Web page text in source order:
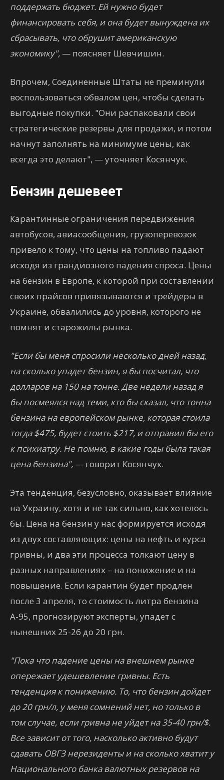
поддержать бюджет. Ей нужно будет
финансировать себя, и она будет вынуждена их
сбрасывать, что обрушит американскую
экономику", — поясняет Шевчишин.
Впрочем, Соединенные Штаты не преминули
воспользоваться обвалом цен, чтобы сделать
выгодные покупки. "Они распаковали свои
стратегические резервы для продажи, и потом
начнут заполнять на минимуме цены, как
всегда это делают", — уточняет Косянчук.
Бензин дешевеет
Карантинные ограничения передвижения
автобусов, авиасообщения, грузоперевозок
привело к тому, что цены на топливо падают
исходя из грандиозного падения спроса. Цены
на бензин в Европе, к которой при составлении
своих прайсов привязываются и трейдеры в
Украине, обвалились до уровня, которого не
помнят и старожилы рынка.
"Если бы меня спросили несколько дней назад,
на сколько упадет бензин, я бы посчитал, что
долларов на 150 на тонне. Две недели назад я
бы посмеялся над теми, кто бы сказал, что тонна
бензина на европейском рынке, которая стоила
тогда $475, будет стоить $217, и отправил бы его
к психиатру. Не помню, в какие годы была такая
цена бензина", — говорит Косянчук.
Эта тенденция, безусловно, оказывает влияние
на Украину, хотя и не так сильно, как хотелось
бы. Цена на бензин у нас формируется исходя
из двух составляющих: цены на нефть и курса
гривны, и два эти процесса толкают цену в
разных направлениях – на понижение и на
повышение. Если карантин будет продлен
после 3 апреля, то стоимость литра бензина
А-95, прогнозируют эксперты, упадет с
нынешних 25-26 до 20 грн.
"Пока что падение цены на внешнем рынке
опережает удешевление гривны. Есть
тенденция к понижению. То, что бензин дойдет
до 20 грн/л, у меня сомнений нет, но только в
том случае, если гривна не уйдет на 35-40 грн/$.
Все зависит от того, насколько активно будут
сдавать ОВГЗ нерезиденты и на сколько хватит у
Национального банка валютных резервов на